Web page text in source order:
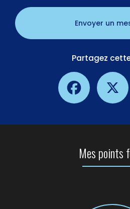
Envoyer un
Partagez
Facebook
Mes points